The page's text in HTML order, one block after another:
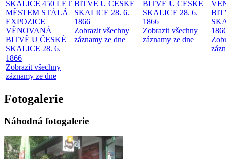
SKALICE 450 LET
MĚSTEM STÁLÁ
EXPOZICE
VĚNOVANÁ
BITVĚ U ČESKÉ
SKALICE 28. 6.
1866
Zobrazit všechny
záznamy ze dne
BITVĚ U ČESKÉ
SKALICE 28. 6.
1866
Zobrazit všechny
záznamy ze dne
BITVĚ U ČESKÉ
SKALICE 28. 6.
1866
Zobrazit všechny
záznamy ze dne
Fotogalerie
Náhodná fotogalerie